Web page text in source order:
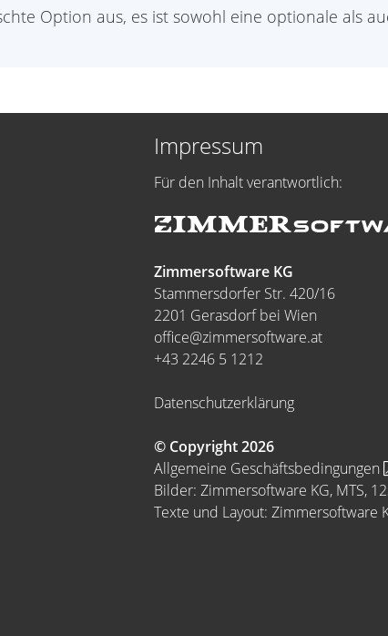
Option aus, es ist sowohl eine optionale als
Impressum
Für den Inhalt verantwortlich:
Zimmersoftware KG
Stammersdorfer Str. 420/16
2201 Gerasdorf bei Wien
office@zimmersoftware.at
+43 2246 5 1212
Datenschutzerklärung
© Copyright 2026
Allgemeine Geschäftsbedingungen
Bilder: Zimmersoftware KG, MTS,
Texte und Layout: Zimmersoftware